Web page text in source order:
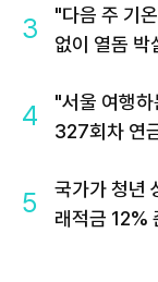
3
"다음 주 기
없이 열돔 박
4
"서울 여행
327회차 연
5
국가가 청년
래적금 12%